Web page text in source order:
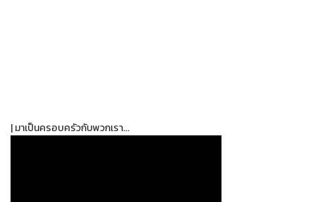
| มาเป็นครอบครัวกับพวกเรา...